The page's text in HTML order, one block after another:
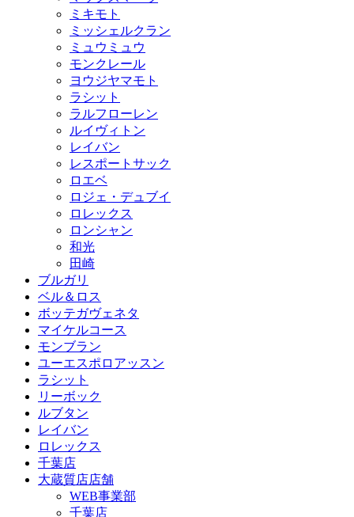
ミキモト
ミッシェルクラン
ミュウミュウ
モンクレール
ヨウジヤマモト
ラシット
ラルフローレン
ルイヴィトン
レイバン
レスポートサック
ロエベ
ロジェ・デュブイ
ロレックス
ロンシャン
和光
田崎
ブルガリ
ベル＆ロス
ボッテガヴェネタ
マイケルコース
モンブラン
ユーエスポロアッスン
ラシット
リーボック
ルブタン
レイバン
ロレックス
千葉店
大蔵質店店舗
WEB事業部
千葉店